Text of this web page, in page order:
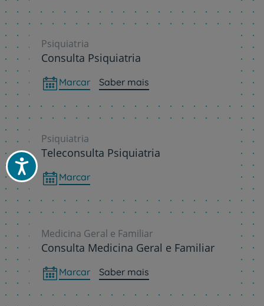
Acessibilidade
Psiquiatria
Consulta Psiquiatria
Marcar Saber mais
Psiquiatria
Teleconsulta Psiquiatria
Marcar
Medicina Geral e Familiar
Consulta Medicina Geral e Familiar
Marcar Saber mais